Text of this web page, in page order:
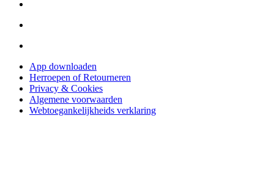
App downloaden
Herroepen of Retourneren
Privacy & Cookies
Algemene voorwaarden
Webtoegankelijkheids verklaring